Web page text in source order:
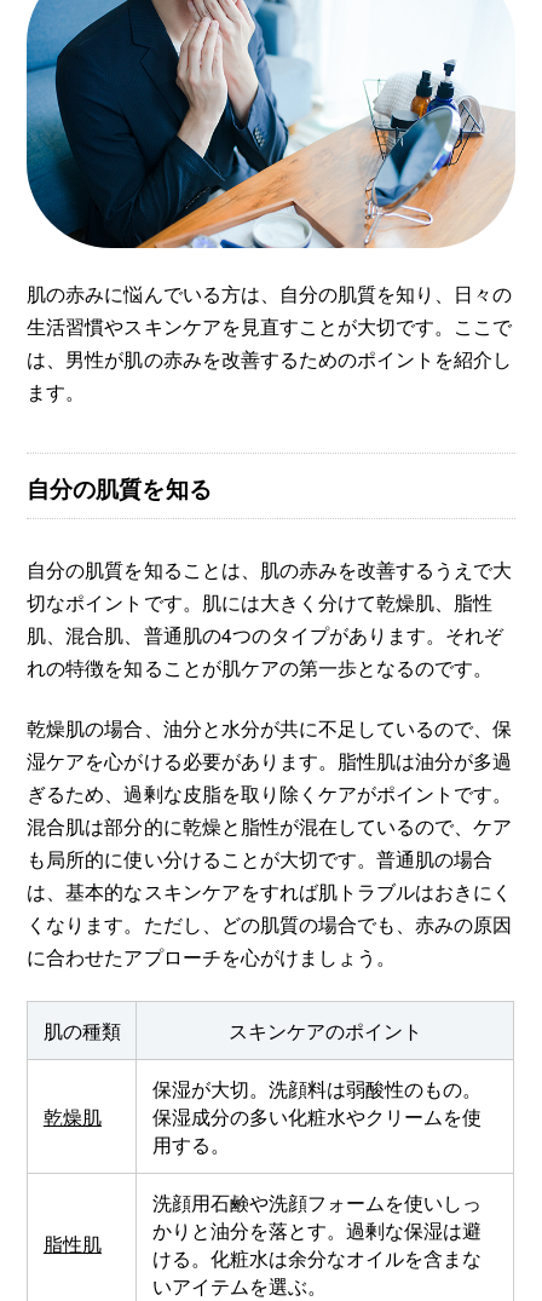
肌の赤みに悩んでいる方は、自分の肌質を知り、日々の
生活習慣やスキンケアを見直すことが大切です。ここで
は、男性が肌の赤みを改善するためのポイントを紹介し
ます。
自分の肌質を知る
自分の肌質を知ることは、肌の赤みを改善するうえで大
切なポイントです。肌には大きく分けて乾燥肌、脂性
肌、混合肌、普通肌の4つのタイプがあります。それぞ
れの特徴を知ることが肌ケアの第一歩となるのです。
乾燥肌の場合、油分と水分が共に不足しているので、保
湿ケアを心がける必要があります。脂性肌は油分が多過
ぎるため、過剰な皮脂を取り除くケアがポイントです。
混合肌は部分的に乾燥と脂性が混在しているので、ケア
も局所的に使い分けることが大切です。普通肌の場合
は、基本的なスキンケアをすれば肌トラブルはおきにく
くなります。ただし、どの肌質の場合でも、赤みの原因
に合わせたアプローチを心がけましょう。
肌の種類 スキンケアのポイント
乾燥肌
保湿が大切。洗顔料は弱酸性のもの。
保湿成分の多い化粧水やクリームを使
用する。
脂性肌
洗顔用石鹸や洗顔フォームを使いしっ
かりと油分を落とす。過剰な保湿は避
ける。化粧水は余分なオイルを含まな
いアイテムを選ぶ。